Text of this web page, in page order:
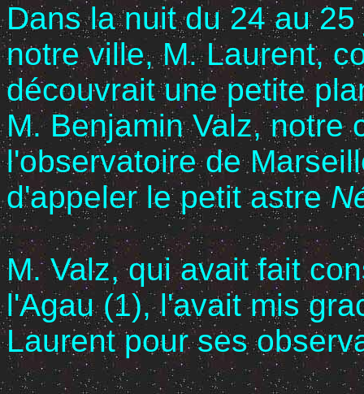
Dans la nuit du 24 au
notre ville, M. Laurent,
découvrait une petite
M. Benjamin Valz, notre
l'observatoire de
d'appeler le petit astre
M. Valz, qui avait fait
l'Agau (1), l'avait mis
Laurent pour ses